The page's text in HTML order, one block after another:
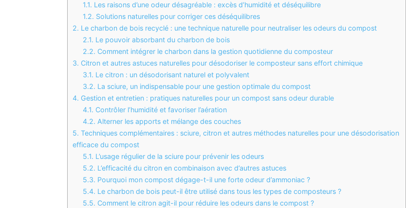
1.1. Les raisons d’une odeur désagréable : excès d’humidité et déséquilibre
1.2. Solutions naturelles pour corriger ces déséquilibres
2. Le charbon de bois recyclé : une technique naturelle pour neutraliser les odeurs du compost
2.1. Le pouvoir absorbant du charbon de bois
2.2. Comment intégrer le charbon dans la gestion quotidienne du composteur
3. Citron et autres astuces naturelles pour désodoriser le composteur sans effort chimique
3.1. Le citron : un désodorisant naturel et polyvalent
3.2. La sciure, un indispensable pour une gestion optimale du compost
4. Gestion et entretien : pratiques naturelles pour un compost sans odeur durable
4.1. Contrôler l’humidité et favoriser l’aération
4.2. Alterner les apports et mélange des couches
5. Techniques complémentaires : sciure, citron et autres méthodes naturelles pour une désodorisation
efficace du compost
5.1. L’usage régulier de la sciure pour prévenir les odeurs
5.2. L’efficacité du citron en combinaison avec d’autres astuces
5.3. Pourquoi mon compost dégage-t-il une forte odeur d’ammoniac ?
5.4. Le charbon de bois peut-il être utilisé dans tous les types de composteurs ?
5.5. Comment le citron agit-il pour réduire les odeurs dans le compost ?